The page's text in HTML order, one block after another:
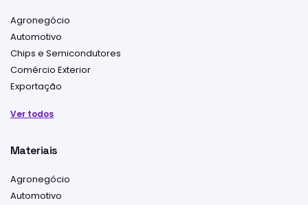
Agronegócio
Automotivo
Chips e Semicondutores
Comércio Exterior
Exportação
Ver todos
Materiais
Agronegócio
Automotivo